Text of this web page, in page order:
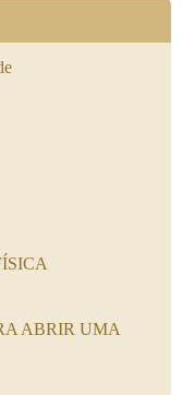
ABRIR UMA